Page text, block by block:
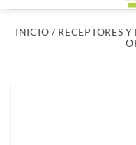
INICIO / RECEPTORES